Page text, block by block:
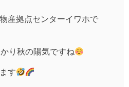
産拠点センターイワホで
り秋の陽気ですね
す